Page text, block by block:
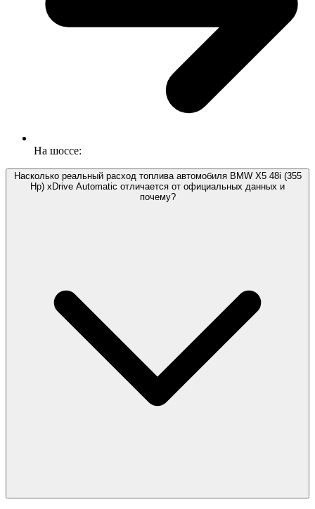
На шоссе:
Насколько реальный расход топлива автомобиля BMW X5 48i (355
Hp) xDrive Automatic отличается от официальных данных и
почему?